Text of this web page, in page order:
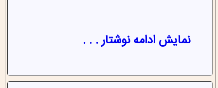
نمایش ادامه نوشتار . . .